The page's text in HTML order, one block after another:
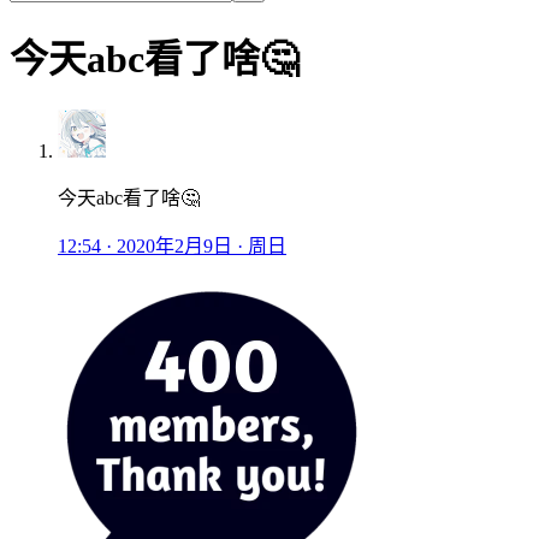
今天abc看了啥🤔
今天abc看了啥🤔
12:54 · 2020年2月9日 · 周日